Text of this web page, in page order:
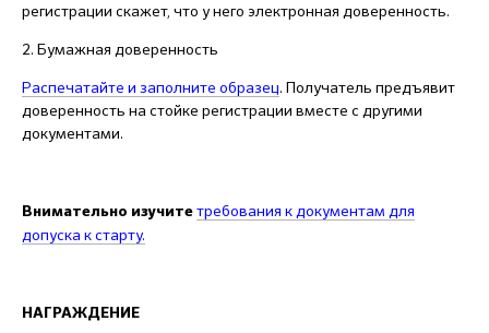
регистрации скажет, что у него электронная доверенность.
2. Бумажная доверенность
Распечатайте и заполните образец. Получатель предъявит
доверенность на стойке регистрации вместе с другими
документами.
Внимательно изучите требования к документам для
допуска к старту.
НАГРАЖДЕНИЕ